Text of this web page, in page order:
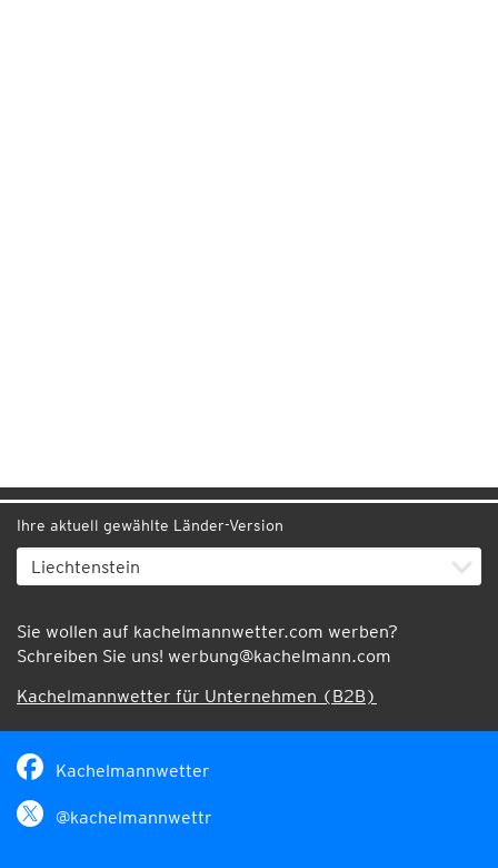
Ihre aktuell gewählte Länder-Version
Sie wollen auf kachelmannwetter.com werben?
Schreiben Sie uns! werbung@kachelmann.com
Kachelmannwetter für Unternehmen (B2B)
Kachelmannwetter
@kachelmannwettr